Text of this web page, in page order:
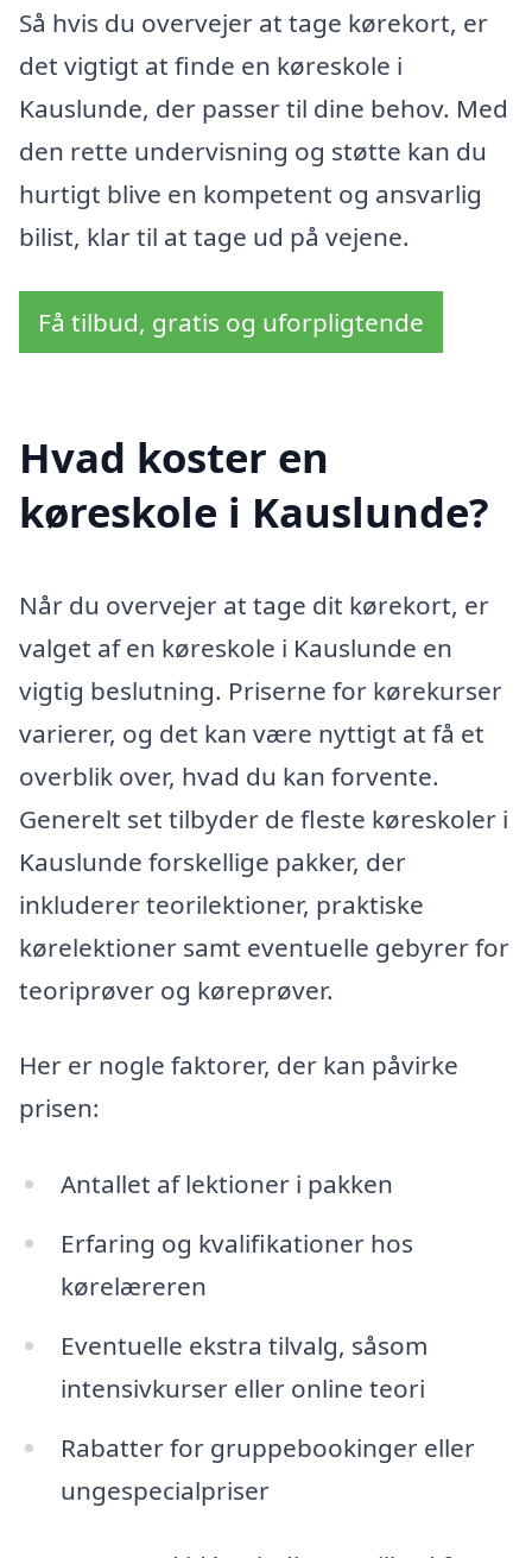
Så hvis du overvejer at tage kørekort, er
det vigtigt at finde en køreskole i
Kauslunde, der passer til dine behov. Med
den rette undervisning og støtte kan du
hurtigt blive en kompetent og ansvarlig
bilist, klar til at tage ud på vejene.
Få tilbud, gratis og uforpligtende
Hvad koster en
køreskole i Kauslunde?
Når du overvejer at tage dit kørekort, er
valget af en køreskole i Kauslunde en
vigtig beslutning. Priserne for kørekurser
varierer, og det kan være nyttigt at få et
overblik over, hvad du kan forvente.
Generelt set tilbyder de fleste køreskoler i
Kauslunde forskellige pakker, der
inkluderer teorilektioner, praktiske
kørelektioner samt eventuelle gebyrer for
teoriprøver og køreprøver.
Her er nogle faktorer, der kan påvirke
prisen:
Antallet af lektioner i pakken
Erfaring og kvalifikationer hos
kørelæreren
Eventuelle ekstra tilvalg, såsom
intensivkurser eller online teori
Rabatter for gruppebookinger eller
ungespecialpriser